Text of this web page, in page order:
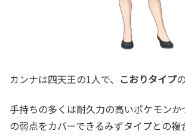
カンナは四天王の1人で、 こおりタイプ
手持ちの多くは耐久力の高いポケモン
の弱点をカバーできるみずタイプとの複